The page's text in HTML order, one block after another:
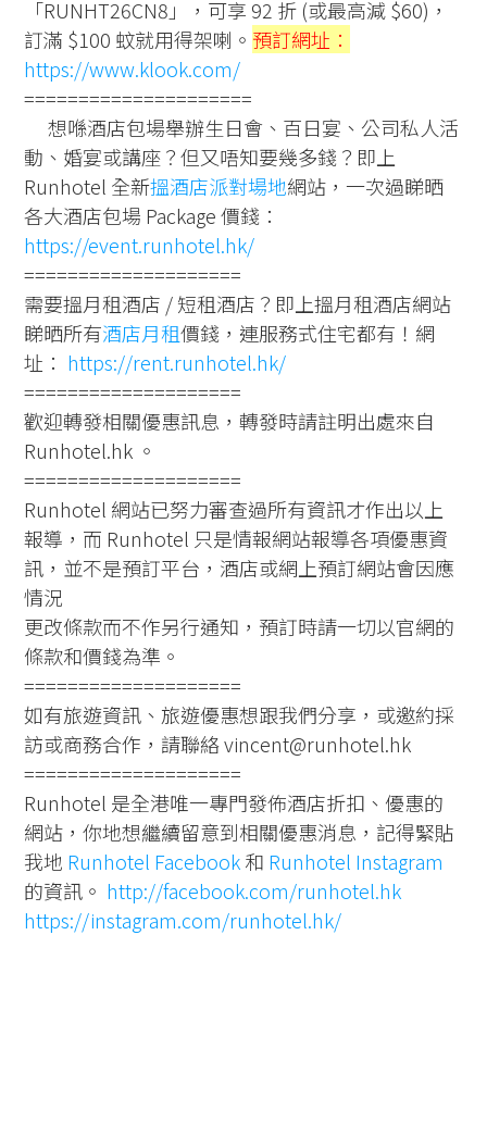
「RUNHT26CN8」，可享 92 折 (或最高減 $60)，
訂滿 $100 蚊就用得架喇。 預訂網址：
https://www.klook.com/
=====================
想喺酒店包場舉辦生日會、百日宴、公司私人活
動、婚宴或講座？但又唔知要幾多錢？即上
Runhotel 全新搵酒店派對場地網站，一次過睇晒
各大酒店包場 Package 價錢：
https://event.runhotel.hk/
====================
需要搵月租酒店 / 短租酒店？即上搵月租酒店網站
睇晒所有酒店月租價錢，連服務式住宅都有！網
址： https://rent.runhotel.hk/
====================
歡迎轉發相關優惠訊息，轉發時請註明出處來自
Runhotel.hk 。
====================
Runhotel 網站已努力審查過所有資訊才作出以上
報導，而 Runhotel 只是情報網站報導各項優惠資
訊，並不是預訂平台，酒店或網上預訂網站會因應
情況
更改條款而不作另行通知，預訂時請一切以官網的
條款和價錢為準。
====================
如有旅遊資訊、旅遊優惠想跟我們分享，或邀約採
訪或商務合作，請聯絡 vincent@runhotel.hk
====================
Runhotel 是全港唯一專門發佈酒店折扣、優惠的
網站，你地想繼續留意到相關優惠消息，記得緊貼
我地 Runhotel Facebook和 Runhotel Instagram
的資訊。 http://facebook.com/runhotel.hk
https://instagram.com/runhotel.hk/